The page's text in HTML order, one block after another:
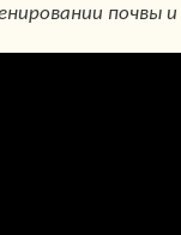
почвы